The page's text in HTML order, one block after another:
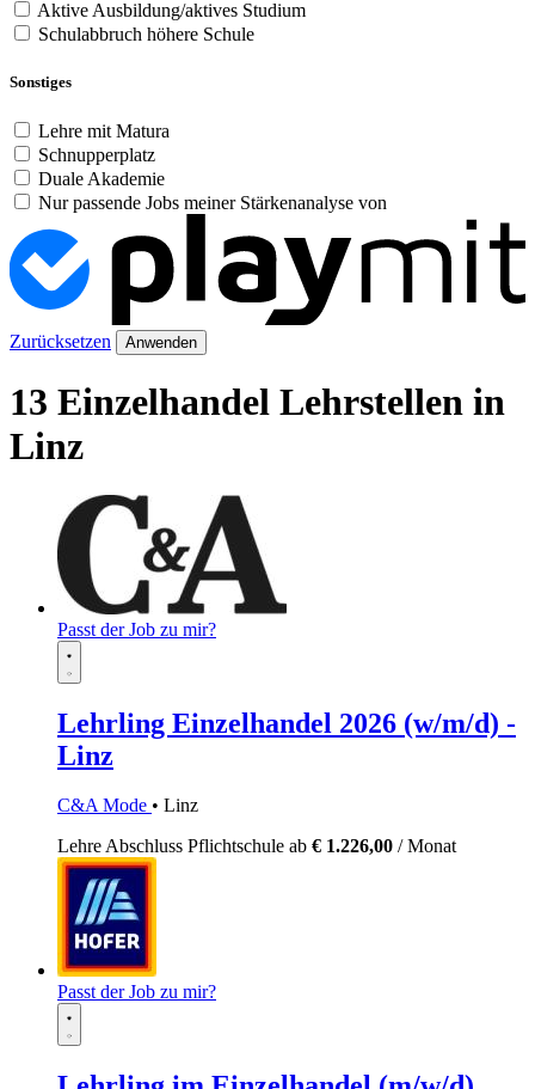
Aktive Ausbildung/aktives Studium
Schulabbruch höhere Schule
Sonstiges
Lehre mit Matura
Schnupperplatz
Duale Akademie
Nur passende Jobs meiner Stärkenanalyse von
Zurücksetzen Anwenden
13 Einzelhandel Lehrstellen in
Linz
Passt der Job zu mir?
Lehrling Einzelhandel 2026 (w/m/d) -
Linz
C&A Mode • Linz
LehreAbschluss Pflichtschule ab € 1.226,00 / Monat
Passt der Job zu mir?